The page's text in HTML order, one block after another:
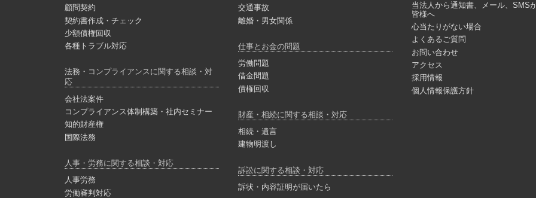
顧問契約
契約書作成・チェック
少額債権回収
各種トラブル対応
法務・コンプライアンスに関する相談・対
応
会社法案件
コンプライアンス体制構築・社内セミナー
知的財産権
国際法務
人事・労務に関する相談・対応
人事労務
労働審判対応
交通事故
離婚・男女関係
仕事とお金の問題
労働問題
借金問題
債権回収
財産・相続に関する相談・対応
相続・遺言
建物明渡し
訴訟に関する相談・対応
訴状・内容証明が届いたら
当法人から通知書、メール、SMS
皆様へ
心当たりがない場合
よくあるご質問
お問い合わせ
アクセス
採用情報
個人情報保護方針